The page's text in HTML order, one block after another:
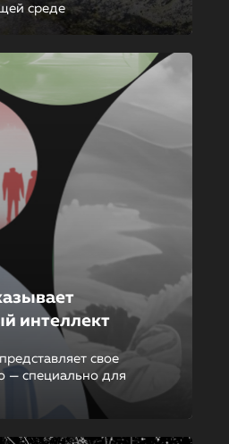
среде
интеллект
свое
— специально для